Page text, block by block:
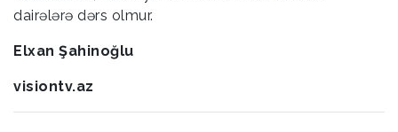
dairələrə dərs olmur.
Elxan Şahinoğlu
visiontv.az